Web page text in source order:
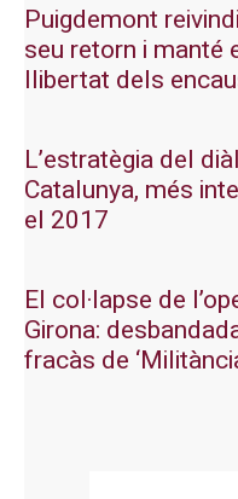
Puigdemont
seu retorn i manté
llibertat dels
L’estratègia del
Catalunya, més
el 2017
El col·lapse de
Girona:
fracàs de